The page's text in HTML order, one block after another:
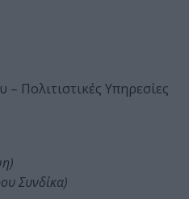
Πολιτιστικές Υπηρεσίες
Συνδίκα)